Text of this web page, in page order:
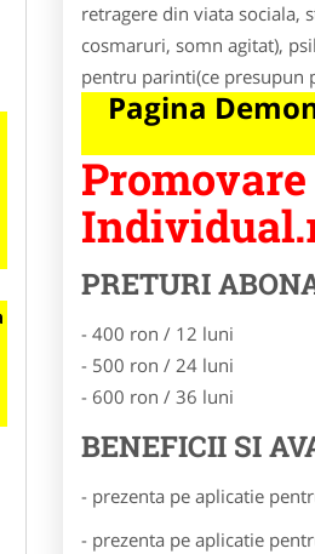
retragere din viata sociala,
cosmaruri, somn agitat),
pentru parinti(ce presupun
Pagina
PRETURI
- 400 ron / 12 luni
- 500 ron / 24 luni
- 600 ron / 36 luni
BENEFICII SI
- prezenta pe aplicatie
- prezenta pe aplicatie